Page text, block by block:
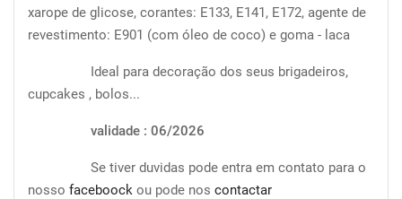
xarope de glicose, corantes: E133, E141, E172, agente de
revestimento: E901 (com óleo de coco) e goma - laca
Ideal para decoração dos seus brigadeiros,
cupcakes , bolos...
validade : 06/2026
Se tiver duvidas pode entra em contato para o
nosso faceboock ou pode nos contactar